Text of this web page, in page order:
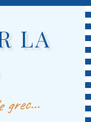
LA
grec…